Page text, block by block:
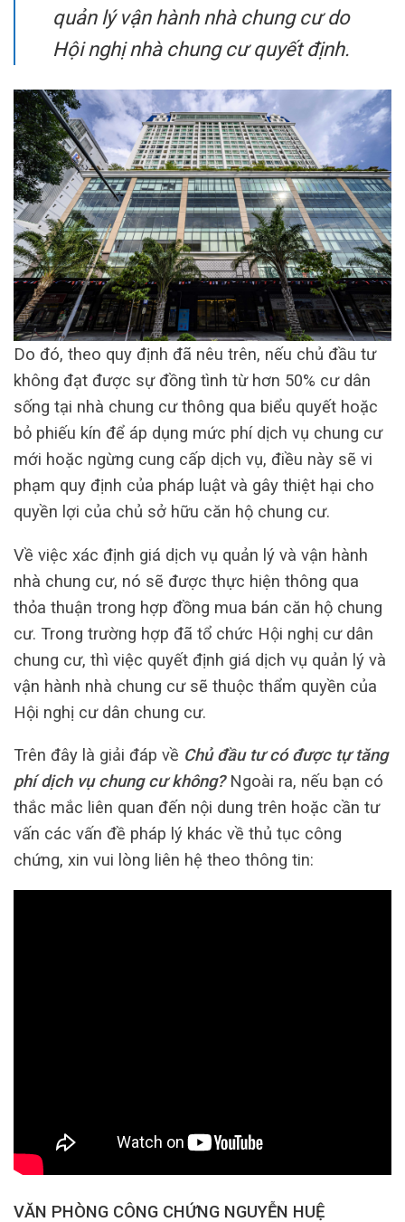
quản lý vận hành nhà chung cư do
Hội nghị nhà chung cư quyết định.
Do đó, theo quy định đã nêu trên, nếu chủ đầu tư
không đạt được sự đồng tình từ hơn 50% cư dân
sống tại nhà chung cư thông qua biểu quyết hoặc
bỏ phiếu kín để áp dụng mức phí dịch vụ chung cư
mới hoặc ngừng cung cấp dịch vụ, điều này sẽ vi
phạm quy định của pháp luật và gây thiệt hại cho
quyền lợi của chủ sở hữu căn hộ chung cư.
Về việc xác định giá dịch vụ quản lý và vận hành
nhà chung cư, nó sẽ được thực hiện thông qua
thỏa thuận trong hợp đồng mua bán căn hộ chung
cư. Trong trường hợp đã tổ chức Hội nghị cư dân
chung cư, thì việc quyết định giá dịch vụ quản lý và
vận hành nhà chung cư sẽ thuộc thẩm quyền của
Hội nghị cư dân chung cư.
Trên đây là giải đáp về Chủ đầu tư có được tự tăng
phí dịch vụ chung cư không?Ngoài ra, nếu bạn có
thắc mắc liên quan đến nội dung trên hoặc cần tư
vấn các vấn đề pháp lý khác về thủ tục công
chứng, xin vui lòng liên hệ theo thông tin:
VĂN PHÒNG CÔNG CHỨNG NGUYỄN HUỆ